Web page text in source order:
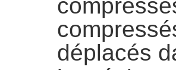
déplacés